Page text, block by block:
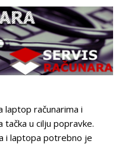
laptop računarima i
u cilju popravke.
i laptopa potrebno je